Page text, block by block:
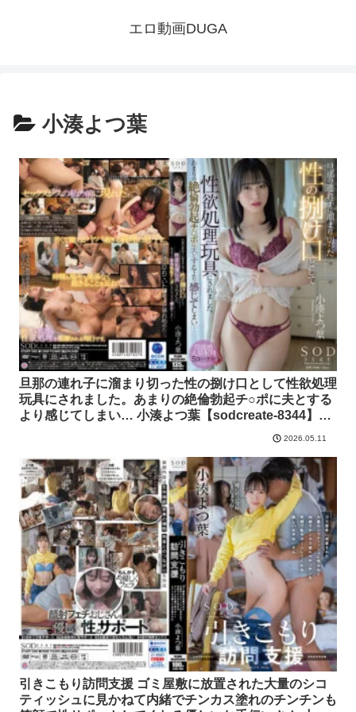
エロ動画DUGA
小湊よつ葉
旦那の連れ子に溜まり切った性の捌け口として性欲処理
玩具にされました。あまりの絶倫勃起チ○ポに夫とする
より感じてしまい… 小湊よつ葉【sodcreate-8344】小
2026.05.11
引きこもり訪問支援 ゴミ屋敷に放置された大量のシコ
ティッシュに見かねて内緒でチンカス塗れのチンチンも